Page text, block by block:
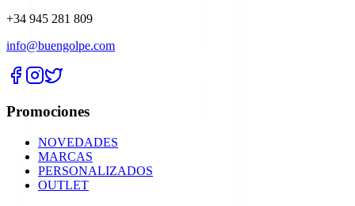
+34 945 281 809
info@buengolpe.com
Promociones
NOVEDADES
MARCAS
PERSONALIZADOS
OUTLET